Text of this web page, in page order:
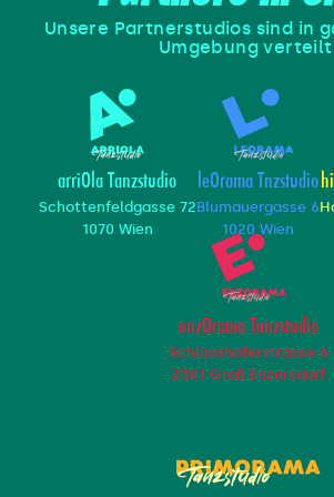
Unsere Partnerstudios sind in
Umgebung
arriOla Tanzstudio
Schottenfeldgasse 72
1070 Wien
leOrama Tnzstudio
Blumauergasse 6
1020 Wien
enzOrama Tanzstudio
Schlosshoferstrasse 6
2301 Groß Enzersdorf